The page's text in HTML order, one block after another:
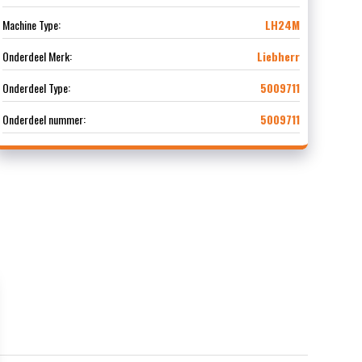
Machine Type:
LH24M
Onderdeel Merk:
Liebherr
Onderdeel Type:
5009711
Onderdeel nummer:
5009711